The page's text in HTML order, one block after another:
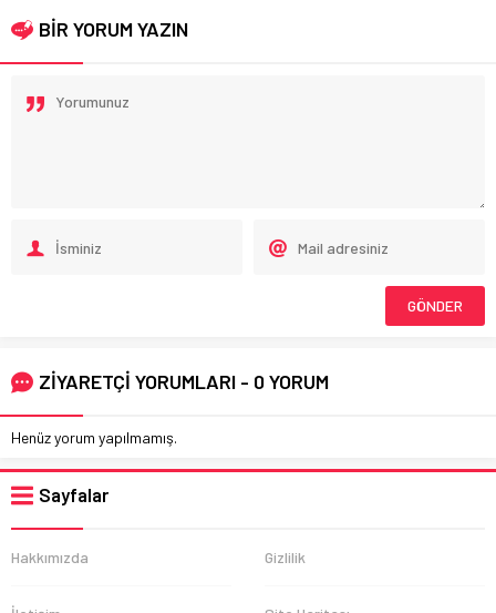
BİR YORUM YAZIN
ZİYARETÇİ YORUMLARI - 0 YORUM
Henüz yorum yapılmamış.
Sayfalar
Hakkımızda Gizlilik